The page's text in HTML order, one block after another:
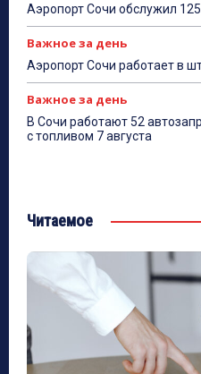
Аэропорт Сочи обслужил
Важное за день
Аэропорт Сочи работает в
Важное за день
В Сочи работают 52
с топливом 7 августа
Читаемое